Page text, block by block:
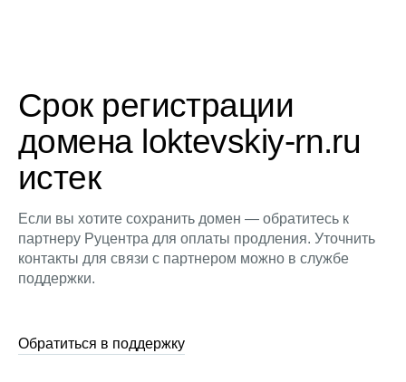
Срок регистрации
домена loktevskiy-rn.ru
истек
Если вы хотите сохранить домен — обратитесь к
партнеру Руцентра для оплаты продления. Уточнить
контакты для связи с партнером можно в службе
поддержки.
Обратиться в поддержку